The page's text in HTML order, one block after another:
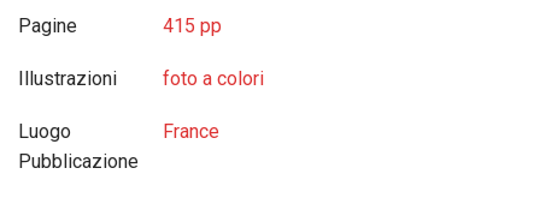
Pagine 415 pp
Illustrazioni foto a colori
Luogo
Pubblicazione
France